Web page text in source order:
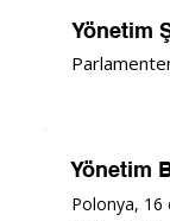
Yönetim
Yönetim
Polonya, 16